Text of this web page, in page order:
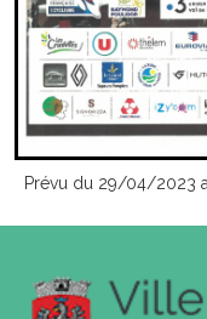
Prévu du 29/04/2023